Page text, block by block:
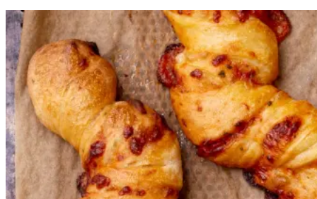
PizzasnurrerPizzasn
urrer
Gem opskrift
Frokost